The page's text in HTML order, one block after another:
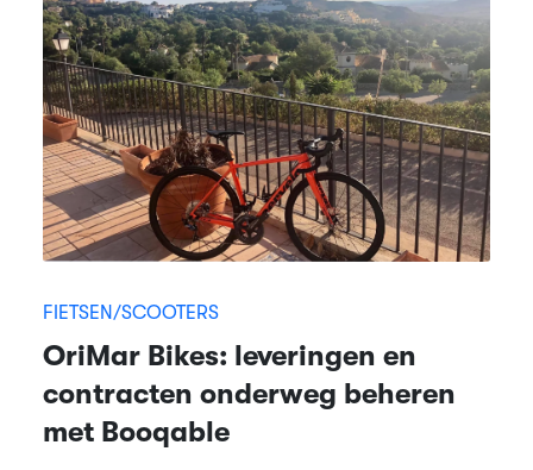
FIETSEN/SCOOTERS
OriMar Bikes: leveringen en
contracten onderweg beheren
met Booqable